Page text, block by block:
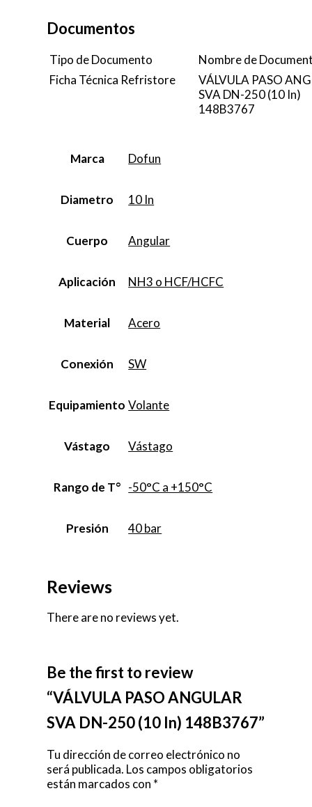
Documentos
Tipo de Documento
Nombre de
Ficha Técnica Refristore
VÁLVULA PASO
SVA DN-250 (10 In)
148B3767
Marca Dofun
Diametro 10 In
Cuerpo Angular
Aplicación NH3 o HCF/HCFC
Material Acero
Conexión SW
Equipamiento Volante
Vástago Vástago
Rango de T° -50°C a +150°C
Presión 40 bar
Reviews
There are no reviews yet.
Be the first to review
“VÁLVULA PASO ANGULAR
SVA DN-250 (10 In) 148B3767”
Tu dirección de correo electrónico no
será publicada. Los campos obligatorios
están marcados con *